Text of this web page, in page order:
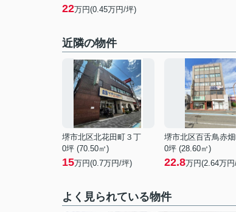
22万円(0.45万円/坪)
近隣の物件
堺市北区北花田町３丁
0坪 (70.50㎡)
15万円(0.7万円/坪)
0坪 (28.60㎡)
22.8万円(2.64万
よく見られている物件